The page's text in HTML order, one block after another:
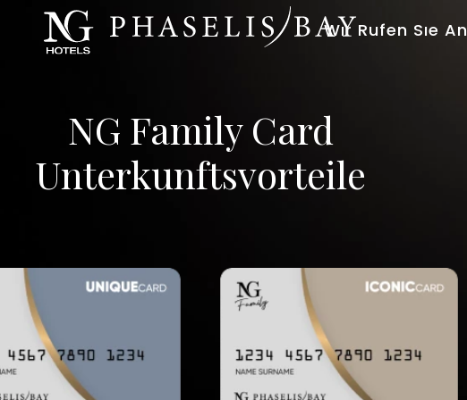
Wır Rufen Sıe An
NG Family Card
Unterkunftsvorteile